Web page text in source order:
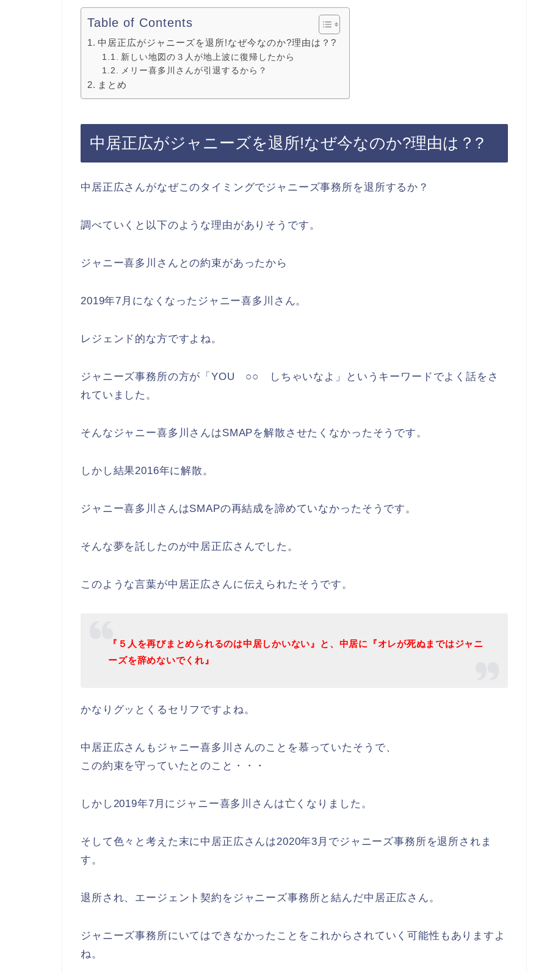
Table of Contents
中居正広がジャニーズを退所!なぜ今なのか?理由は？?
新しい地図の３人が地上波に復帰したから
メリー喜多川さんが引退するから？
まとめ
中居正広がジャニーズを退所!なぜ今なのか?理由は？?
中居正広さんがなぜこのタイミングでジャニーズ事務所を退所するか？
調べていくと以下のような理由がありそうです。
ジャニー喜多川さんとの約束があったから
2019年7月になくなったジャニー喜多川さん。
レジェンド的な方ですよね。
ジャニーズ事務所の方が「YOU ○○ しちゃいなよ」というキーワードでよく話をさ
れていました。
そんなジャニー喜多川さんはSMAPを解散させたくなかったそうです。
しかし結果2016年に解散。
ジャニー喜多川さんはSMAPの再結成を諦めていなかったそうです。
そんな夢を託したのが中居正広さんでした。
このような言葉が中居正広さんに伝えられたそうです。
『５人を再びまとめられるのは中居しかいない』と、中居に『オレが死ぬまではジャニ
ーズを辞めないでくれ』
かなりグッとくるセリフですよね。
中居正広さんもジャニー喜多川さんのことを慕っていたそうで、
この約束を守っていたとのこと・・・
しかし2019年7月にジャニー喜多川さんは亡くなりました。
そして色々と考えた末に中居正広さんは2020年3月でジャニーズ事務所を退所されま
す。
退所され、エージェント契約をジャニーズ事務所と結んだ中居正広さん。
ジャニーズ事務所にいてはできなかったことをこれからされていく可能性もありますよ
ね。